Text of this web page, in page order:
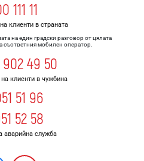
111 11
клиенти в страната
на един градски разговор от цялата
съответния мобилен оператор.
49 50
клиенти в чужбина
51 96
52 58
аварийна служба